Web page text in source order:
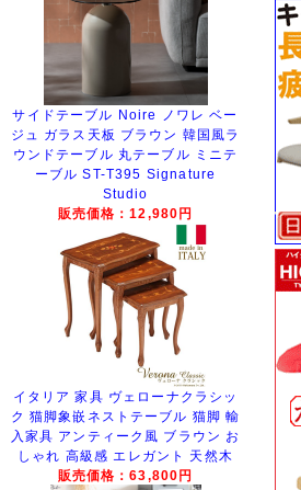
サイドテーブル Noire ノワレ ベー
ジュ ガラス天板 ブラウン 韓国風ラ
ウンドテーブル 丸テーブル ミニテ
ーブル ST-T395 Signature
Studio
販売価格：12,980円
イタリア 家具 ヴェローナクラシッ
ク 猫脚象嵌ネストテーブル 猫脚 輸
入家具 アンティーク風 ブラウン お
しゃれ 高級感 エレガント 天然木
販売価格：63,800円